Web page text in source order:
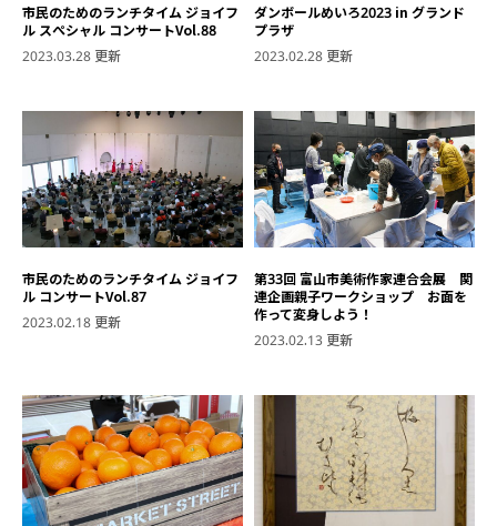
市民のためのランチタイム ジョイフ
ル スぺシャル コンサートVol.88
2023.03.28 更新
ダンボールめいろ2023 in グランド
プラザ
2023.02.28 更新
市民のためのランチタイム ジョイフ
ル コンサートVol.87
2023.02.18 更新
第33回 富山市美術作家連合会展 関
連企画親子ワークショップ お面を
作って変身しよう！
2023.02.13 更新